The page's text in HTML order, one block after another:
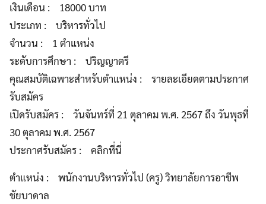
เงินเดือน : 18000 บาท
ประเภท : บริหารทั่วไป
จำนวน : 1 ตำแหน่ง
ระดับการศึกษา : ปริญญาตรี
คุณสมบัติเฉพาะสำหรับตำแหน่ง : รายละเอียดตามประกาศ
รับสมัคร
เปิดรับสมัคร : วันจันทร์ที่ 21 ตุลาคม พ.ศ. 2567 ถึง วันพุธที่
30 ตุลาคม พ.ศ. 2567
ประกาศรับสมัคร : คลิกที่นี่
ตำแหน่ง : พนักงานบริหารทั่วไป (ครู) วิทยาลัยการอาชีพ
ชัยบาดาล